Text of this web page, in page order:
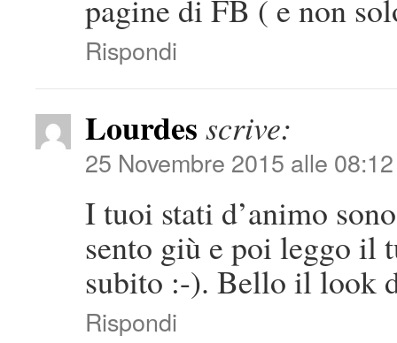
pagine di FB ( e non
Rispondi
Lourdes scrive:
25 Novembre 2015 alle 08:12
I tuoi stati d’animo
sento giù e poi leggo il
subito :-). Bello il look
Rispondi